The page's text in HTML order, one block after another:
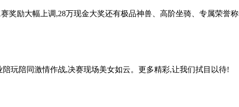
奖励大幅上调,28万现金大奖还有极品神兽、高阶坐骑、专属荣誉
玩陪同激情作战,决赛现场美女如云。更多精彩,让我们拭目以待!